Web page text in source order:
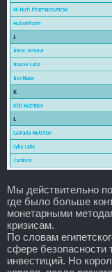
Мы действительно
где было больше
монетарными
кризисам.
По словам
сфере безопасности
инвестиций. Но